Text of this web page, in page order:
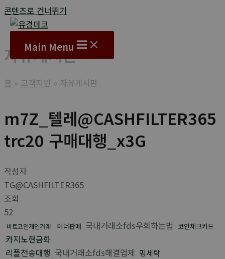
콘텐츠로 건너뛰기
Main Menu
자유게시판
홈 고객지원 자유게시판
m7Z_텔레@CASHFILTER365
trc20 구매대행_x3G
작성자
TG@CASHFILTER365
조회
52
비트코인개인거래 테더판매 국내거래소fds우회하는법 코인체크카드
카지노현금화
리플전송대행 국내거래소fds해결업체 핑세탁